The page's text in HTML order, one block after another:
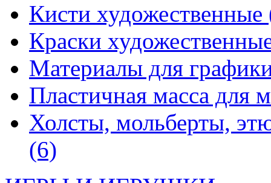
Кисти художественные
Краски
Материалы для
Пластичная масса для
Холсты, мольберты,
(6)